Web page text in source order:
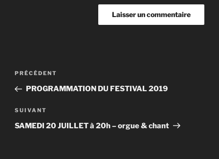
Navigation
l’article
Article
précédent
PRÉCÉDENT
PROGRAMMATION DU FESTIVAL 2019
Article
suivant
SUIVANT
SAMEDI 20 JUILLET à 20h – orgue & chant